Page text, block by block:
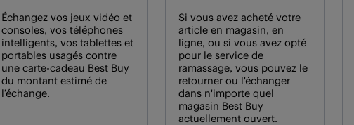
Échangez vos jeux vidéo et
consoles, vos téléphones
intelligents, vos tablettes et
portables usagés contre
une carte-cadeau Best Buy
du montant estimé de
l’échange.
Si vous avez acheté votre
article en magasin, en
ligne, ou si vous avez opté
pour le service de
ramassage, vous pouvez le
retourner ou l'échanger
dans n'importe quel
magasin Best Buy
actuellement ouvert.